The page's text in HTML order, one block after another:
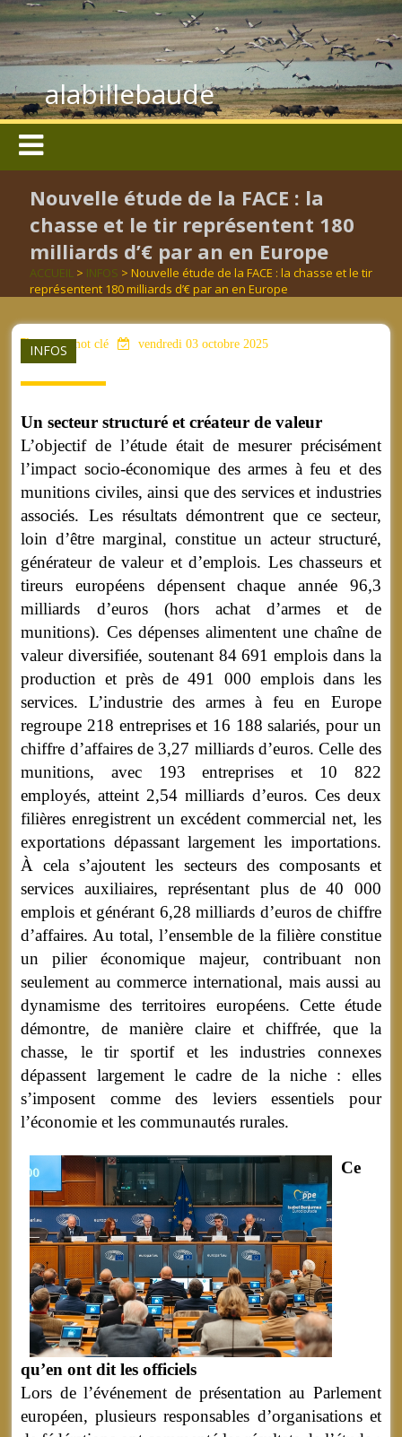
alabillebaude
Nouvelle étude de la FACE : la
chasse et le tir représentent 180
milliards d’€ par an en Europe
ACCUEIL > INFOS > Nouvelle étude de la FACE : la chasse et le tir
représentent 180 milliards d’€ par an en Europe
INFOS
aucun mot clé vendredi 03 octobre 2025
Un secteur structuré et créateur de valeur
L’objectif de l’étude était de mesurer précisément
l’impact socio-économique des armes à feu et des
munitions civiles, ainsi que des services et industries
associés. Les résultats démontrent que ce secteur,
loin d’être marginal, constitue un acteur structuré,
générateur de valeur et d’emplois. Les chasseurs et
tireurs européens dépensent chaque année 96,3
milliards d’euros (hors achat d’armes et de
munitions). Ces dépenses alimentent une chaîne de
valeur diversifiée, soutenant 84 691 emplois dans la
production et près de 491 000 emplois dans les
services. L’industrie des armes à feu en Europe
regroupe 218 entreprises et 16 188 salariés, pour un
chiffre d’affaires de 3,27 milliards d’euros. Celle des
munitions, avec 193 entreprises et 10 822
employés, atteint 2,54 milliards d’euros. Ces deux
filières enregistrent un excédent commercial net, les
exportations dépassant largement les importations.
À cela s’ajoutent les secteurs des composants et
services auxiliaires, représentant plus de 40 000
emplois et générant 6,28 milliards d’euros de chiffre
d’affaires. Au total, l’ensemble de la filière constitue
un pilier économique majeur, contribuant non
seulement au commerce international, mais aussi au
dynamisme des territoires européens. Cette étude
démontre, de manière claire et chiffrée, que la
chasse, le tir sportif et les industries connexes
dépassent largement le cadre de la niche : elles
s’imposent comme des leviers essentiels pour
l’économie et les communautés rurales.
Ce
qu’en ont dit les officiels
Lors de l’événement de présentation au Parlement
européen, plusieurs responsables d’organisations et